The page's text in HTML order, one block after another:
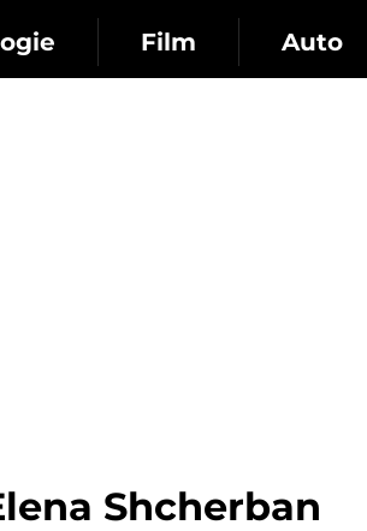
Film Auto
Shcherban